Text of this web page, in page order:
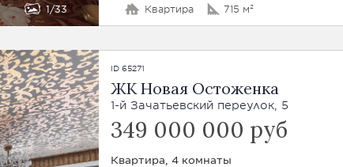
1 33 Квартира 715 м²
ID 65271
ЖК Новая Остоженка
1-й Зачатьевский переулок, 5
349 000 000 руб
Квартира, 4 комнаты